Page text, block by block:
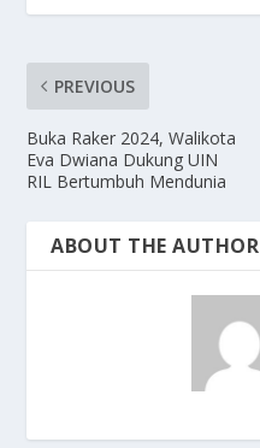
PREVIOUS
Buka Raker 2024, Walikota
Eva Dwiana Dukung UIN
RIL Bertumbuh Mendunia
ABOUT THE AUTHOR